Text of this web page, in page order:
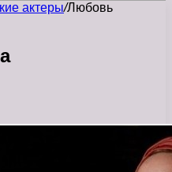
актеры/Любовь